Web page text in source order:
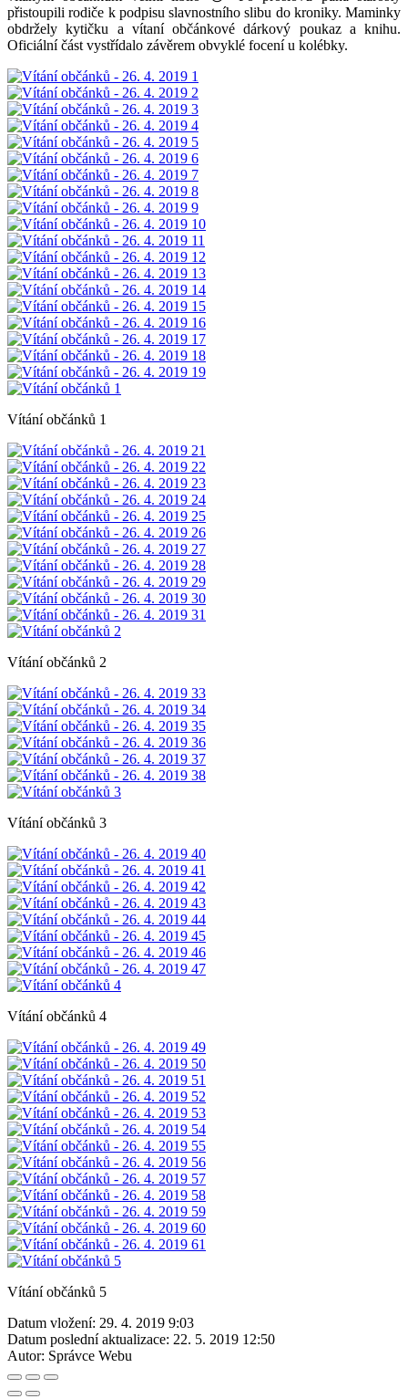
přistoupili rodiče k podpisu slavnostního slibu do kroniky. Maminky
obdržely kytičku a vítaní občánkové dárkový poukaz a knihu.
Oficiální část vystřídalo závěrem obvyklé focení u kolébky.
Vítání občánků 1
Vítání občánků 2
Vítání občánků 3
Vítání občánků 4
Vítání občánků 5
Datum vložení: 29. 4. 2019 9:03
Datum poslední aktualizace: 22. 5. 2019 12:50
Autor: Správce Webu